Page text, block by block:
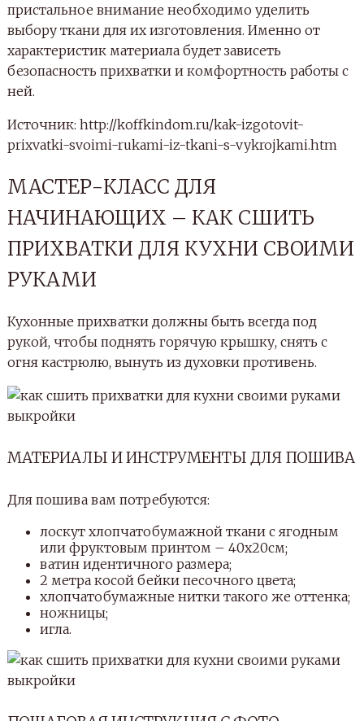
пристальное внимание необходимо уделить
выбору ткани для их изготовления. Именно от
характеристик материала будет зависеть
безопасность прихватки и комфортность работы с
ней.
Источник: http://koffkindom.ru/kak-izgotovit-
prixvatki-svoimi-rukami-iz-tkani-s-vykrojkami.htm
МАСТЕР-КЛАСС ДЛЯ
НАЧИНАЮЩИХ – КАК СШИТЬ
ПРИХВАТКИ ДЛЯ КУХНИ СВОИМИ
РУКАМИ
Кухонные прихватки должны быть всегда под
рукой, чтобы поднять горячую крышку, снять с
огня кастрюлю, вынуть из духовки противень.
МАТЕРИАЛЫ И ИНСТРУМЕНТЫ ДЛЯ ПОШИВА
Для пошива вам потребуются:
лоскут хлопчатобумажной ткани с ягодным
или фруктовым принтом – 40х20см;
ватин идентичного размера;
2 метра косой бейки песочного цвета;
хлопчатобумажные нитки такого же оттенка;
ножницы;
игла.